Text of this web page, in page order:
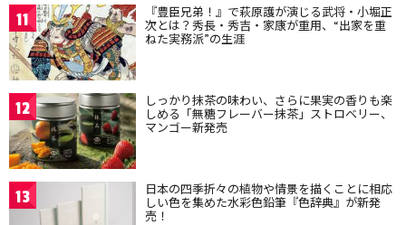
11 『豊臣兄弟！』で萩原護が演じる武将・小堀正
次とは？秀長・秀吉・家康が重用、“出家を重
ねた実務派”の生涯
12 しっかり抹茶の味わい、さらに果実の香りも楽
しめる「無糖フレーバー抹茶」ストロベリー、
マンゴー新発売
13 日本の四季折々の植物や情景を描くことに相応
しい色を集めた水彩色鉛筆『色辞典』が新発
売！